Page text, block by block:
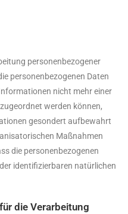
personenbezogener
personenbezogenen Daten
nicht mehr einer
werden können,
gesondert aufbewahrt
Maßnahmen
die personenbezogenen
identifizierbaren natürlichen
die Verarbeitung